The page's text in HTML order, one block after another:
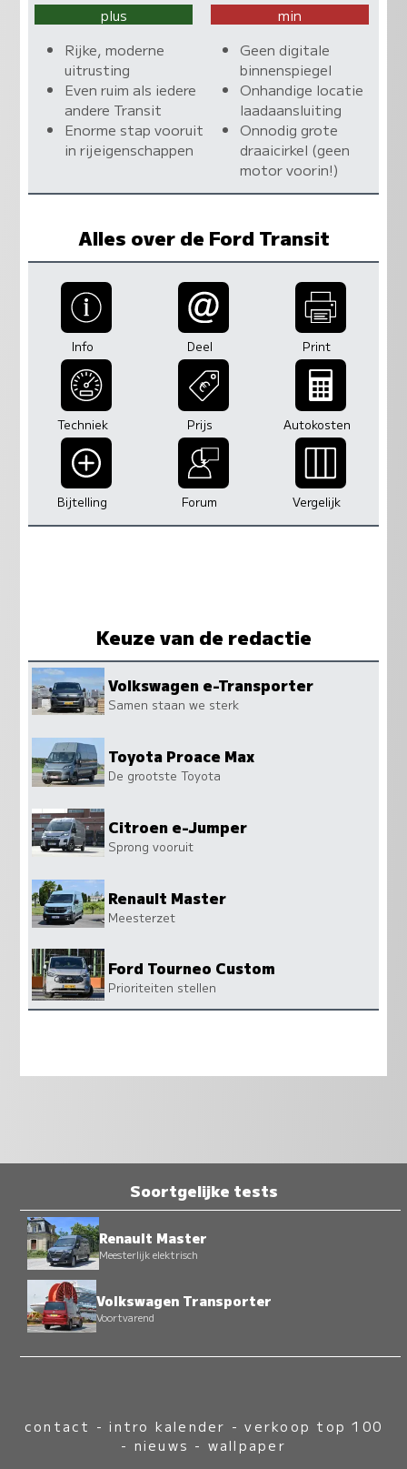
plus
Rijke, moderne
uitrusting
Even ruim als iedere
andere Transit
Enorme stap vooruit
in rijeigenschappen
min
Geen digitale
binnenspiegel
Onhandige locatie
laadaansluiting
Onnodig grote
draaicirkel (geen
motor voorin!)
Alles over de Ford Transit
Info Deel Print
Techniek Prijs Autokosten
Bijtelling Forum Vergelijk
Keuze van de redactie
Volkswagen e-Transporter
Samen staan we sterk
Toyota Proace Max
De grootste Toyota
Citroen e-Jumper
Sprong vooruit
Renault Master
Meesterzet
Ford Tourneo Custom
Prioriteiten stellen
Soortgelijke tests
Renault Master
Meesterlijk elektrisch
Volkswagen Transporter
Voortvarend
contact -intro kalender -verkoop top 100
- nieuws - wallpaper